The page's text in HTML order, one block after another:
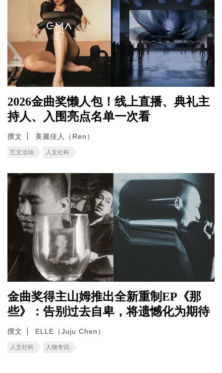
2026金曲奖懒人包！线上直播、典礼主
持人、入围亮点名单一次看
撰文 美麗佳人（Ren）
艺文活动 人文社科
金曲奖得主山姆推出全新重制EP《那
些》：告别过去自卑，将遗憾化为期待
撰文 ELLE（Juju Chen）
人文社科 人物专访